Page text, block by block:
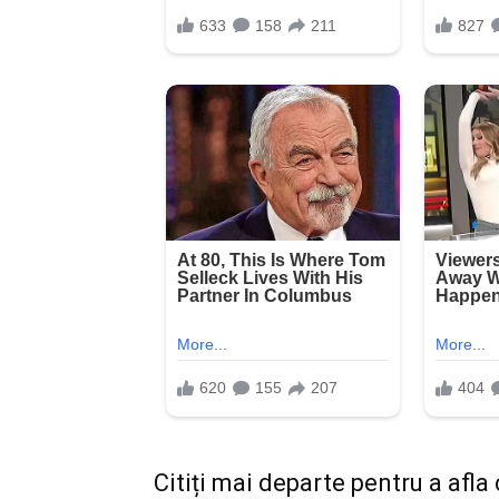
Citiți mai departe pentru a afla